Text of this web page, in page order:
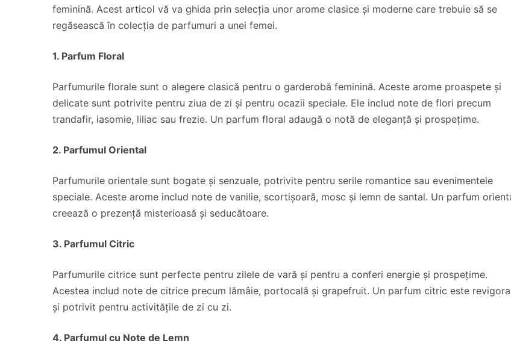
feminină. Acest articol vă va ghida prin selecția unor arome clasice și moderne care trebuie să se
regăsească în colecția de parfumuri a unei femei.
1. Parfum Floral
Parfumurile florale sunt o alegere clasică pentru o garderobă feminină. Aceste arome proaspete și
delicate sunt potrivite pentru ziua de zi și pentru ocazii speciale. Ele includ note de flori precum
trandafir, iasomie, liliac sau frezie. Un parfum floral adaugă o notă de eleganță și prospețime.
2. Parfumul Oriental
Parfumurile orientale sunt bogate și senzuale, potrivite pentru serile romantice sau evenimentele
speciale. Aceste arome includ note de vanilie, scortișoară, mosc și lemn de santal. Un parfum
creează o prezență misterioasă și seducătoare.
3. Parfumul Citric
Parfumurile citrice sunt perfecte pentru zilele de vară și pentru a conferi energie și prospețime.
Acestea includ note de citrice precum lămâie, portocală și grapefruit. Un parfum citric este
și potrivit pentru activitățile de zi cu zi.
4. Parfumul cu Note de Lemn